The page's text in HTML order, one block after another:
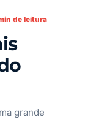
de leitura
grande